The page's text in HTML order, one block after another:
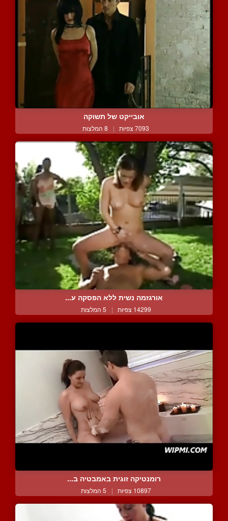
אובייקט של תשוקה
7093 צפיות | 8 המלצות
אורגזמה נשית ללא הפסקה ע...
14299 צפיות | 5 המלצות
רומנטיקה זוגית באמבטיה ב...
10897 צפיות | 5 המלצות